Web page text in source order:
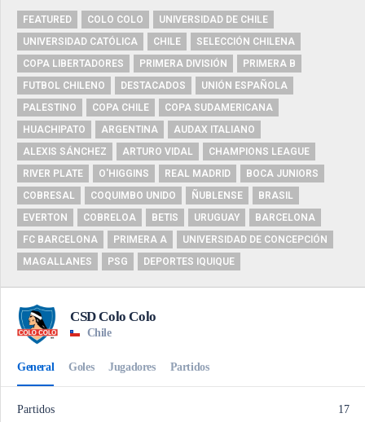
FEATURED COLO COLO
UNIVERSIDAD DE CHILE
UNIVERSIDAD CATÓLICA
CHILE
SELECCIÓN CHILENA
COPA LIBERTADORES
PRIMERA DIVISIÓN
PRIMERA B
FUTBOL CHILENO
DESTACADOS
UNIÓN ESPAÑOLA
PALESTINO
COPA CHILE
COPA SUDAMERICANA
HUACHIPATO
ARGENTINA
AUDAX ITALIANO
ALEXIS SÁNCHEZ
ARTURO VIDAL
CHAMPIONS LEAGUE
RIVER PLATE
O'HIGGINS REAL MADRID
BOCA JUNIORS
COBRESAL
COQUIMBO UNIDO ÑUBLENSE
BRASIL
EVERTON
COBRELOA BETIS URUGUAY
BARCELONA
FC BARCELONA
PRIMERA A
UNIVERSIDAD DE CONCEPCIÓN
MAGALLANES
PSG DEPORTES IQUIQUE